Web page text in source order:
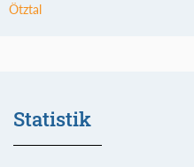
Ötztal
Statistik